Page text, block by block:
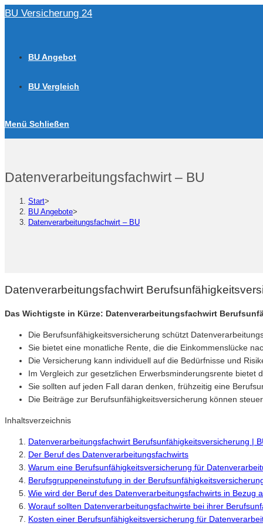
Zum
BU Versicherung 24
BU Angebot
BU Vergleich
Menü Schließen
Datenverarbeitungsfachwirt – BU
Start>
BU Angebote>
Datenverarbeitungsfachwirt – BU
Datenverarbeitungsfachwirt
Das Wichtigste in Kürze: Datenverarbeitungsfachwirt
Die Berufsunfähigkeitsversicherung schützt
Sie bietet eine monatliche Rente, die die Einkommenslücke
Die Versicherung kann individuell auf die Bedürfnisse und
Im Vergleich zur gesetzlichen Erwerbsminderungsrente
Sie sollten auf jeden Fall daran denken, frühzeitig eine
Die Beiträge zur Berufsunfähigkeitsversicherung können
Inhaltsverzeichnis
Datenverarbeitungsfachwirt Berufsunfähigkeitsversicherung |
Der Beruf des Datenverarbeitungsfachwirts
Warum eine Berufsunfähigkeitsversicherung für
Berufsgruppeneinstufung in der
Wie wird der Beruf des Datenverarbeitungsfachwirts in Bezug
Worauf sollten Datenverarbeitungsfachwirte bei ihrer
Kosten einer Berufsunfähigkeitsversicherung für